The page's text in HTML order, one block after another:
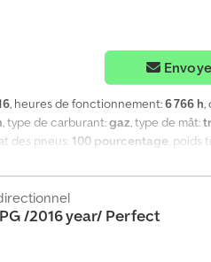
, heures de fonctionnement:6 766 h,
, type de carburant:gaz, type de mât:
des pneus:100 pourcentage, poids
+ déplacement latéral Moteur
Prêt à l'emploi. Nous pouvons
/2016 year/ Perfect